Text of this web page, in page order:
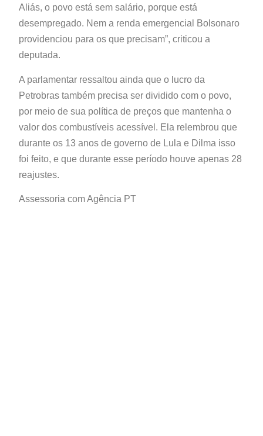
Aliás, o povo está sem salário, porque está
desempregado. Nem a renda emergencial Bolsonaro
providenciou para os que precisam”, criticou a
deputada.
A parlamentar ressaltou ainda que o lucro da
Petrobras também precisa ser dividido com o povo,
por meio de sua política de preços que mantenha o
valor dos combustíveis acessível. Ela relembrou que
durante os 13 anos de governo de Lula e Dilma isso
foi feito, e que durante esse período houve apenas 28
reajustes.
Assessoria com Agência PT